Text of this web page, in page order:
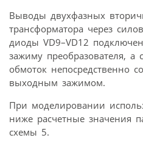
Выводы двухфазных
трансформатора через
диоды VD9–VD12
зажиму преобразователя, а
обмоток непосредственно
выходным зажимом.
При моделировании
ниже расчетные значения
схемы 5.